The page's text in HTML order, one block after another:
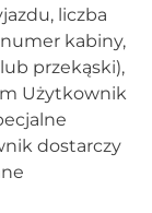
liczba
kabiny,
przekąski),
Użytkownik
dostarczy